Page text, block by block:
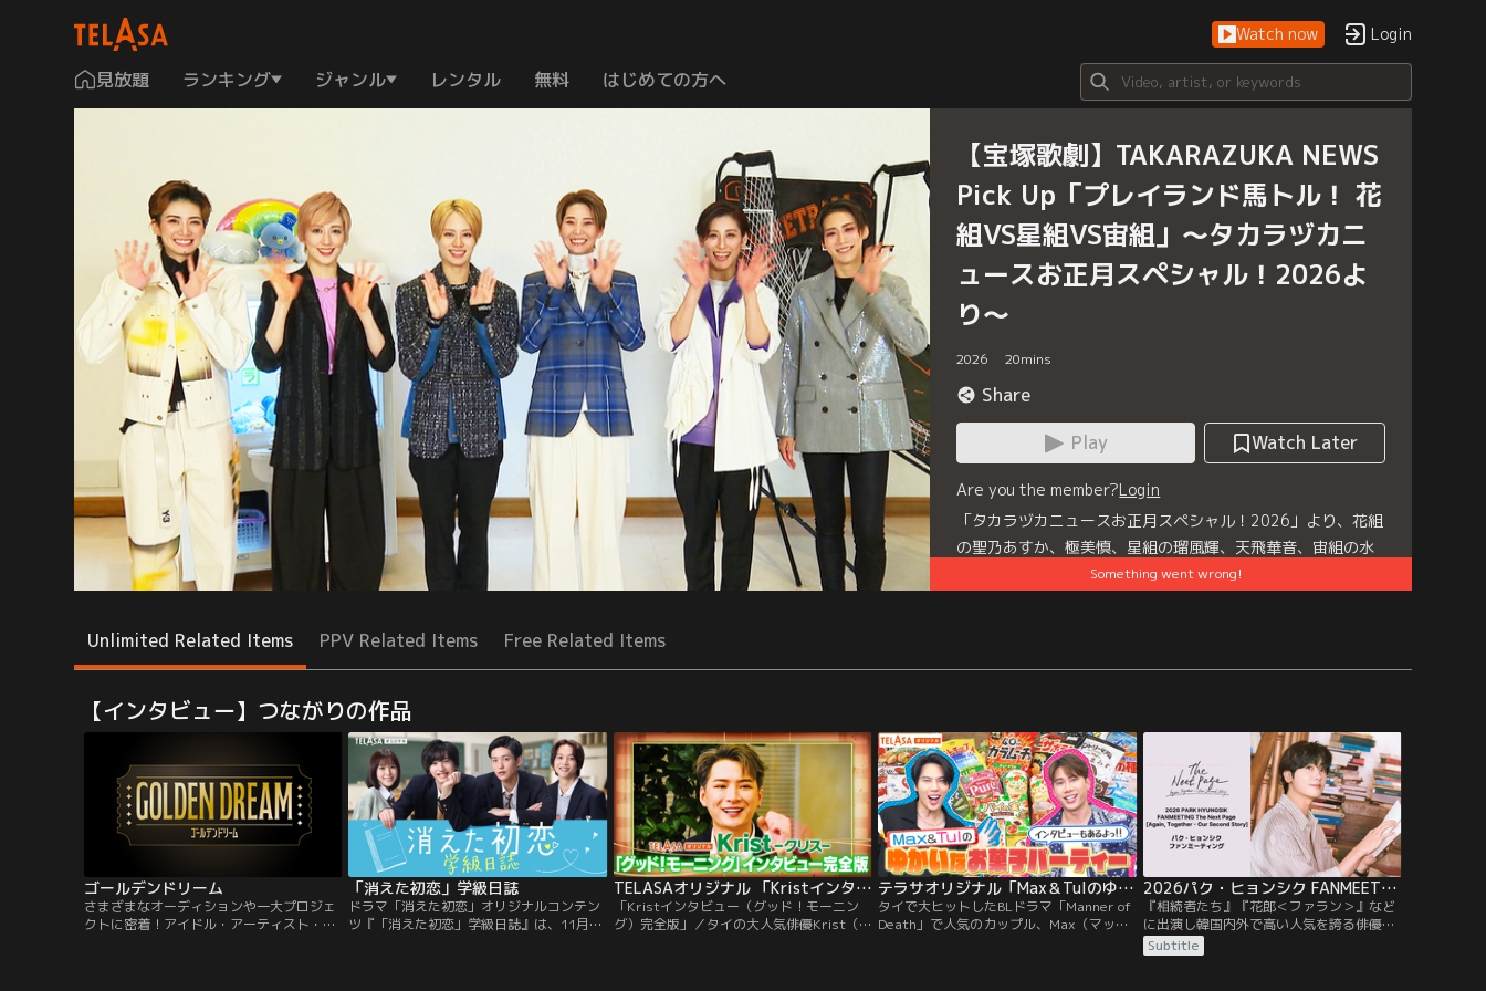
Watch now Login
見放題 ランキング ジャンル レンタル 無料 はじめての方へ
【宝塚歌劇】TAKARAZUKA NEWS
Pick Up「プレイランド馬トル！ 花
組VS星組VS宙組」～タカラヅカニ
ュースお正月スペシャル！2026よ
り～
2026 20mins
Share
Play
Watch Later
Are you the member?Login
「タカラヅカニュースお正月スペシャル！2026」より、花組
の聖乃あすか、極美慎、星組の瑠風輝、天飛華音、宙組の水
美舞斗、鷹翔千空が出演する「プレイランド馬トル！ 花組VS
Something went wrong!
Unlimited Related Items PPV Related Items Free Related Items
【インタビュー】つながりの作品
ゴールデンドリーム
さまざまなオーディションや一大プロジェ
クトに密着！アイドル・アーティスト・俳
「消えた初恋」学級日誌
ドラマ「消えた初恋」オリジナルコンテン
ツ『「消えた初恋」学級日誌』は、11月6
TELASAオリジナル 「Kristインタビュー（グッド！モーニング）完全版」
「Kristインタビュー（グッド！モーニン
グ）完全版」／タイの大人気俳優Krist（ク
テラサオリジナル「Max＆Tulのゆかいなお菓子パーティー」
タイで大ヒットしたBLドラマ「Manner of
Death」で人気のカップル、Max（マック
2026パク・ヒョンシク FANMEETING The Next Page［Again, Together - Our Second Story］
『相続者たち』『花郎＜ファラン＞』など
に出演し韓国内外で高い人気を誇る俳優パ
ク・ヒョンシク。3月12日（木）に東京国
際フォーラムで開催されたファンミーティ
Subtitle